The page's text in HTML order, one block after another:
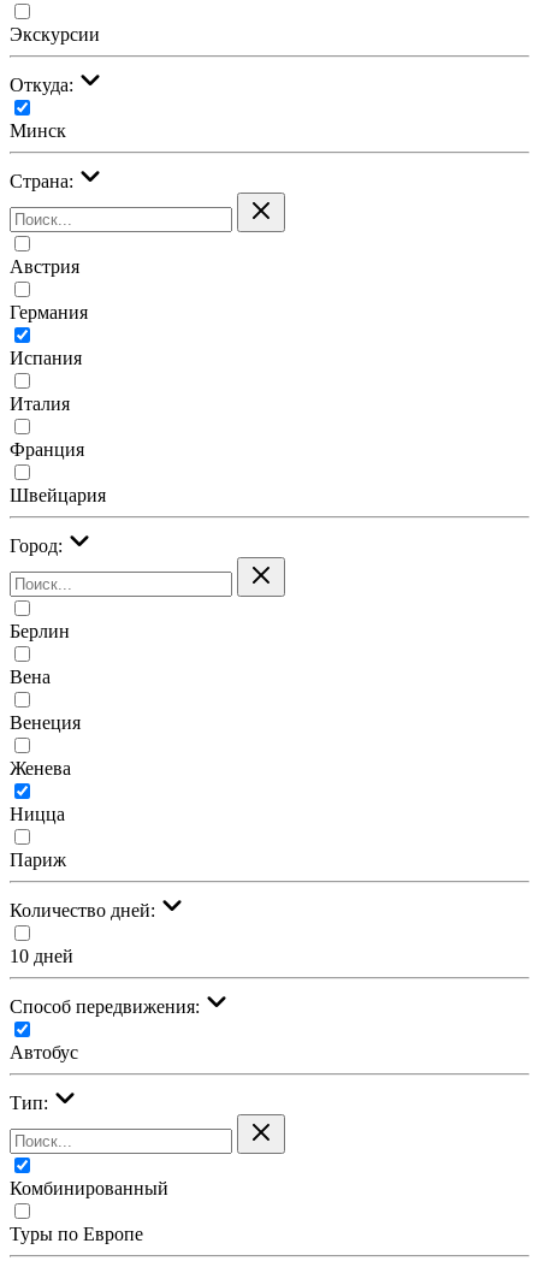
Экскурсии
Откуда:
Минск
Страна:
Австрия
Германия
Испания
Италия
Франция
Швейцария
Город:
Берлин
Вена
Венеция
Женева
Ницца
Париж
Количество дней:
10 дней
Cпособ передвижения:
Автобус
Тип:
Комбинированный
Туры по Европе